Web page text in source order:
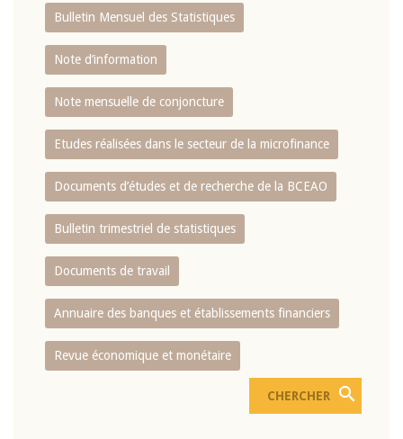
Bulletin Mensuel des Statistiques
Note d’information
Note mensuelle de conjoncture
Etudes réalisées dans le secteur de la microfinance
Documents d’études et de recherche de la BCEAO
Bulletin trimestriel de statistiques
Documents de travail
Annuaire des banques et établissements financiers
Revue économique et monétaire